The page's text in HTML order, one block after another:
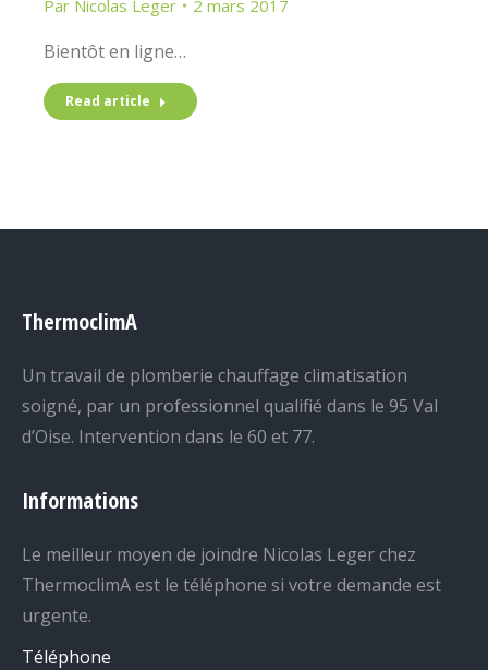
Par Nicolas Leger 2 mars 2017
Bientôt en ligne…
Read article
ThermoclimA
Un travail de plomberie chauffage climatisation
soigné, par un professionnel qualifié dans le 95 Val
d’Oise. Intervention dans le 60 et 77.
Informations
Le meilleur moyen de joindre Nicolas Leger chez
ThermoclimA est le téléphone si votre demande est
urgente.
Téléphone